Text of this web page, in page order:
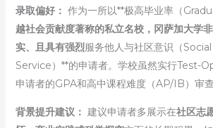
录取偏好： 作为一所以**极高毕业率（
越社会贡献度著称的私立名校，冈萨加大学
实、且具有强烈服务他人与社区意识（
Service）**的申请者。学校虽然实行Test-
申请者的GPA和高中课程难度（AP/IB）审查
背景提升建议： 建议申请者多展示在社区志